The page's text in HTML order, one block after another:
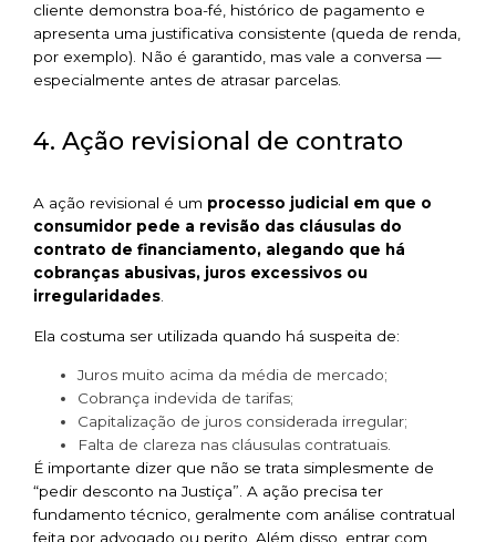
cliente demonstra boa-fé, histórico de pagamento e
apresenta uma justificativa consistente (queda de renda,
por exemplo). Não é garantido, mas vale a conversa —
especialmente antes de atrasar parcelas.
4. Ação revisional de contrato
A ação revisional é um processo judicial em que o
consumidor pede a revisão das cláusulas do
contrato de financiamento, alegando que há
cobranças abusivas, juros excessivos ou
irregularidades.
Ela costuma ser utilizada quando há suspeita de:
Juros muito acima da média de mercado;
Cobrança indevida de tarifas;
Capitalização de juros considerada irregular;
Falta de clareza nas cláusulas contratuais.
É importante dizer que não se trata simplesmente de
“pedir desconto na Justiça”. A ação precisa ter
fundamento técnico, geralmente com análise contratual
feita por advogado ou perito. Além disso, entrar com